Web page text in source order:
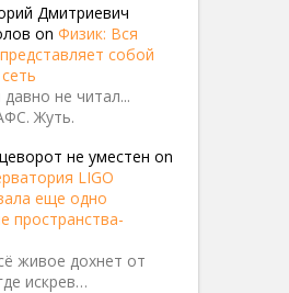
Дмитриевич
on Физик: Вся
собой
не читал...
Жуть.
не уместен on
LIGO
еще одно
пространства-
живое дохнет от
искрев…